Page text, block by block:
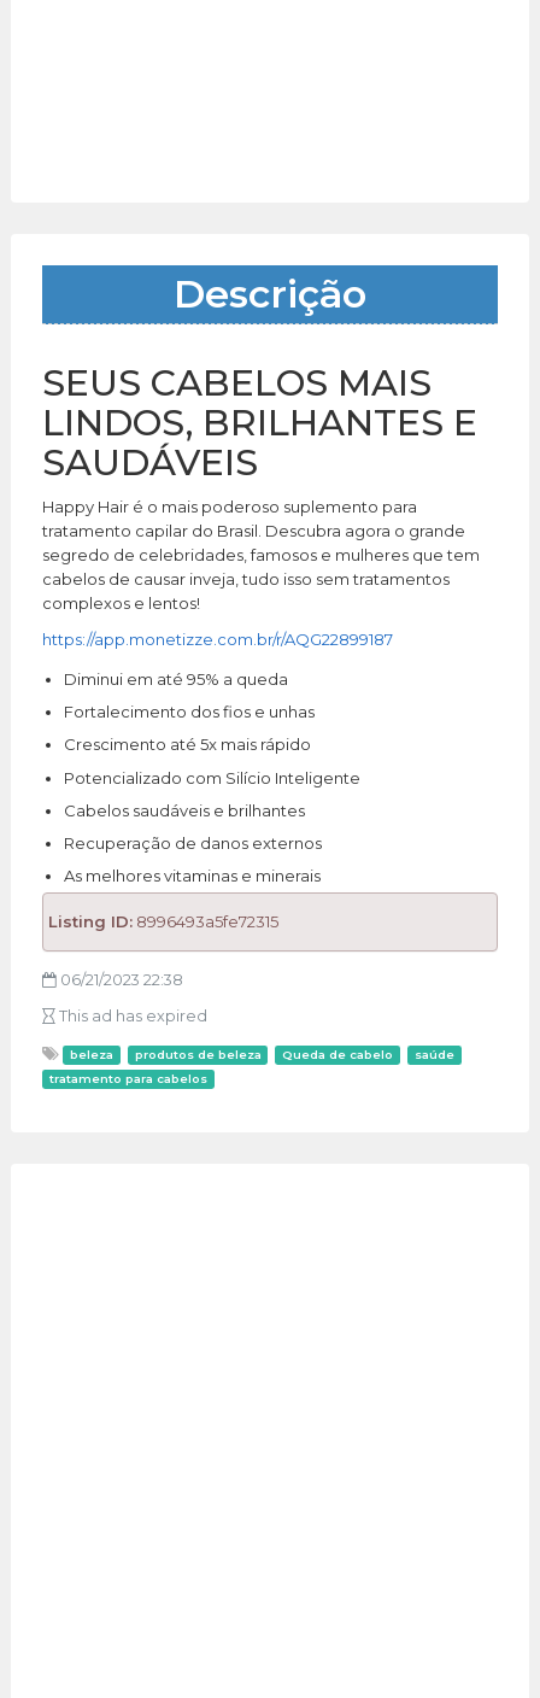
Descrição
SEUS CABELOS MAIS
LINDOS, BRILHANTES E
SAUDÁVEIS
Happy Hair é o mais poderoso suplemento para
tratamento capilar do Brasil. Descubra agora o grande
segredo de celebridades, famosos e mulheres que tem
cabelos de causar inveja, tudo isso sem tratamentos
complexos e lentos!
https://app.monetizze.com.br/r/AQG22899187
Diminui em até 95% a queda
Fortalecimento dos fios e unhas
Crescimento até 5x mais rápido
Potencializado com Silício Inteligente
Cabelos saudáveis e brilhantes
Recuperação de danos externos
As melhores vitaminas e minerais
Listing ID: 8996493a5fe72315
06/21/2023 22:38
This ad has expired
beleza produtos de beleza Queda de cabelo
saúde
tratamento para cabelos